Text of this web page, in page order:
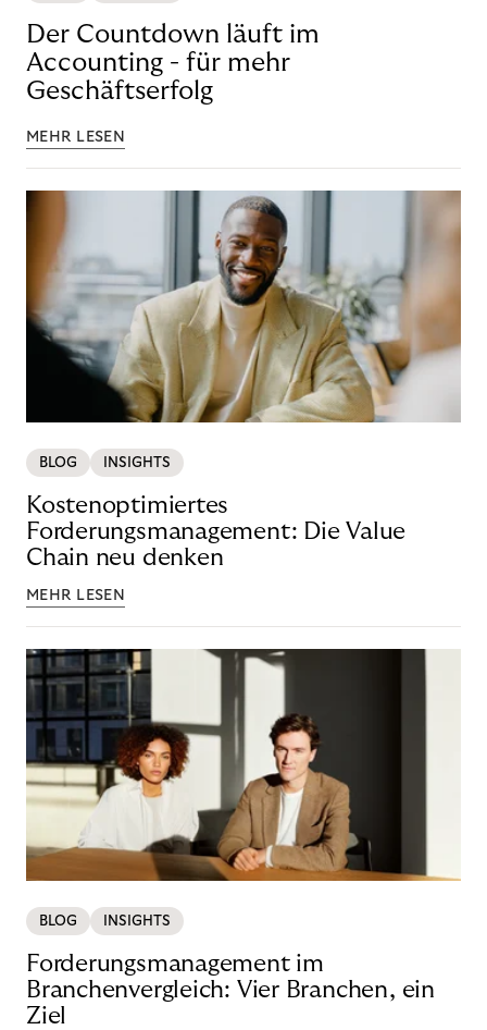
Der Countdown läuft im
Accounting - für mehr
Geschäftserfolg
MEHR LESEN
BLOG INSIGHTS
Kostenoptimiertes
Forderungsmanagement: Die Value
Chain neu denken
MEHR LESEN
BLOG INSIGHTS
Forderungsmanagement im
Branchenvergleich: Vier Branchen, ein
Ziel